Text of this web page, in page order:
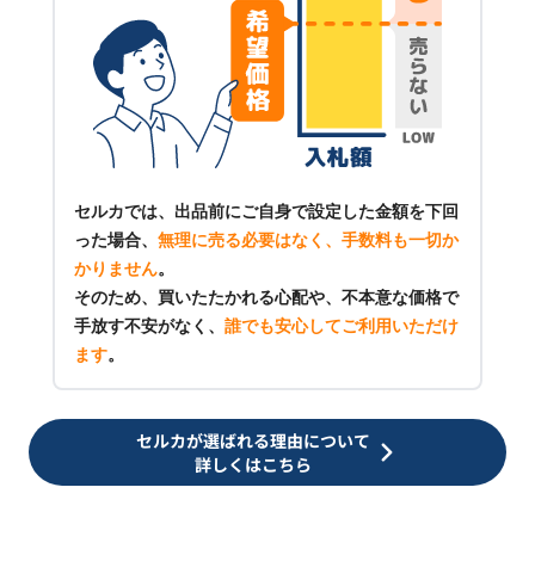
セルカでは、出品前にご自身で設定した金額を下回
った場合、 無理に売る必要はなく、手数料も一切か
かりません。
そのため、買いたたかれる心配や、不本意な価格で
手放す不安がなく、 誰でも安心してご利用いただけ
ます。
セルカが選ばれる理由について
詳しくはこちら